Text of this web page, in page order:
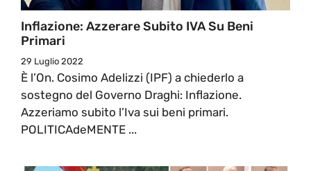
Inflazione: Azzerare Subito IVA Su Beni
Primari
29 Luglio 2022
È l’On. Cosimo Adelizzi (IPF) a chiederlo a
sostegno del Governo Draghi: Inflazione.
Azzeriamo subito l’Iva sui beni primari.
POLITICAdeMENTE ...